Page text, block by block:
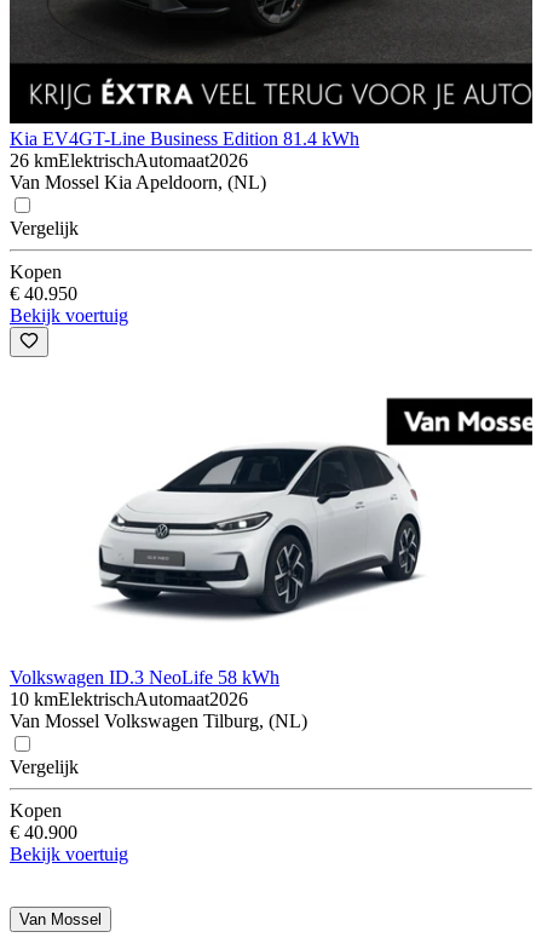
Kia EV4GT-Line Business Edition 81.4 kWh
26 kmElektrischAutomaat2026
Van Mossel Kia Apeldoorn, (NL)
Vergelijk
Kopen
€ 40.950
Bekijk voertuig
Volkswagen ID.3 NeoLife 58 kWh
10 kmElektrischAutomaat2026
Van Mossel Volkswagen Tilburg, (NL)
Vergelijk
Kopen
€ 40.900
Bekijk voertuig
Van Mossel